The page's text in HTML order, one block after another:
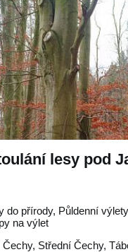
lesy pod
do přírody, Půldenní
na výlet
Čechy, Střední Čechy,